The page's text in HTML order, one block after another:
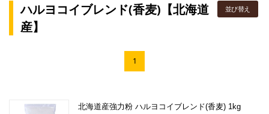
並び替え
ハルヨコイブレンド(香麦)【北海道
産】
1
北海道産強力粉 ハルヨコイブレンド(香麦) 1kg